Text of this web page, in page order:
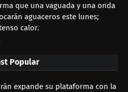
que una vaguada y una onda
aguaceros este lunes;
calor.
Popular
expande su plataforma con la